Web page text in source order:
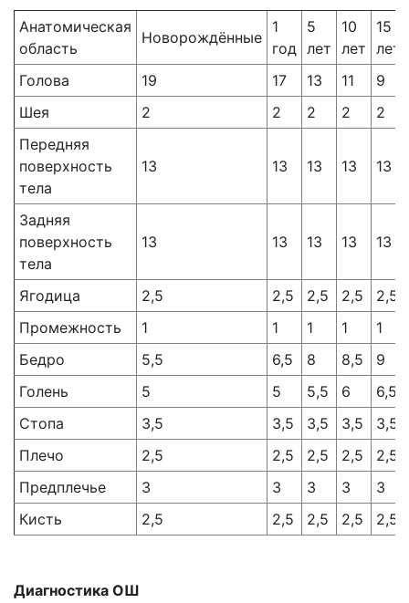
Анатомическая
область
Новорождённые
1
год
5
лет
10
лет
15
лет
Голова
19 17 13 11
9
Шея
2 2 2 2
2
Передняя
поверхность
тела
13 13 13 13 13
Задняя
поверхность
тела
13 13 13 13 13
Ягодица 2,5 2,5 2,5 2,5
2,5
Промежность
1 1 1 1
1
Бедро
5,5 6,5 8 8,5
9
Голень
5 5 5,5 6
6,5
Стопа
3,5 3,5 3,5 3,5
3,5
Плечо
2,5 2,5 2,5 2,5
2,5
Предплечье
3 3 3 3
3
Кисть
2,5 2,5 2,5 2,5 2,5
Диагностика ОШ